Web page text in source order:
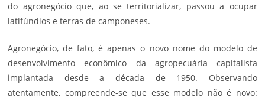
do agronegócio que, ao se territorializar, passou a ocupar
latifúndios e terras de camponeses.
Agronegócio, de fato, é apenas o novo nome do modelo de
desenvolvimento econômico da agropecuária capitalista
implantada desde a década de 1950. Observando
atentamente, compreende-se que esse modelo não é novo: